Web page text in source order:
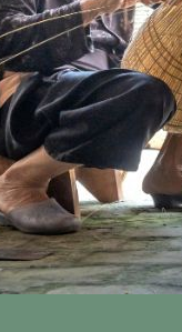
dong)
et si vous êtes à Hô
ici,
installé(e) à
rues illuminées de